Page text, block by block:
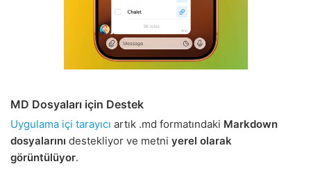
MD Dosyaları için Destek
Uygulama içi tarayıcı artık .md formatındaki Markdown
dosyalarını destekliyor ve metni yerel olarak
görüntülüyor.